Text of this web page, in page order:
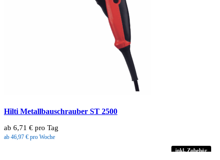
Hilti Metallbauschrauber ST 2500
ab 6,71 € pro Tag
ab 46,97 € pro Woche
inkl. Zubehör